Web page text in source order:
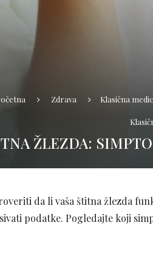
Zdrava Klasična
ŽLEZDA:
da li vaša štitna žlezda
podatke. Pogledajte koji